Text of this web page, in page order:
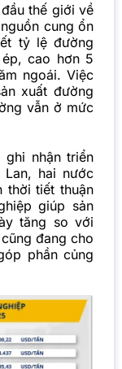
thế giới về
cung ổn
tỷ lệ đường
cao hơn 5
ngoái. Việc
xuất đường
vẫn ở mức
nhận triển
hai nước
thời tiết thuận
giúp sản
tăng so với
đang cho
phần củng